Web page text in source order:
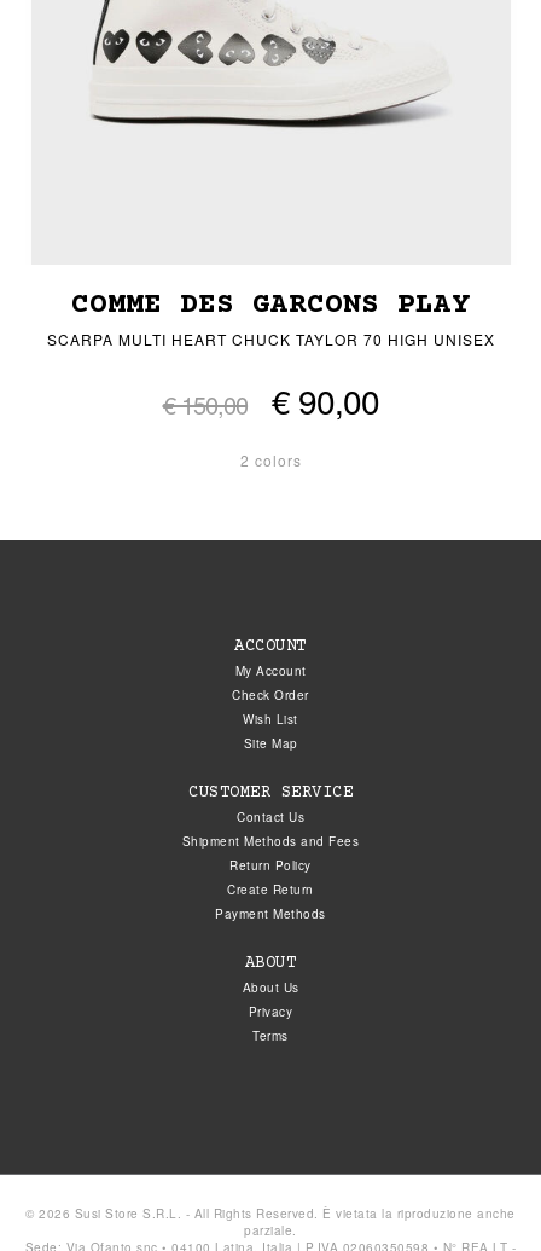
COMME DES GARCONS PLAY
SCARPA MULTI HEART CHUCK TAYLOR 70 HIGH UNISEX
€ 150,00 € 90,00
2 colors
ACCOUNT
My Account
Check Order
Wish List
Site Map
CUSTOMER SERVICE
Contact Us
Shipment Methods and Fees
Return Policy
Create Return
Payment Methods
ABOUT
About Us
Privacy
Terms
© 2026 Susi Store S.R.L. - All Rights Reserved. È vietata la riproduzione anche
parziale.